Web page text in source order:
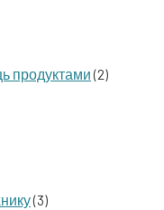
продуктами(2)
(3)